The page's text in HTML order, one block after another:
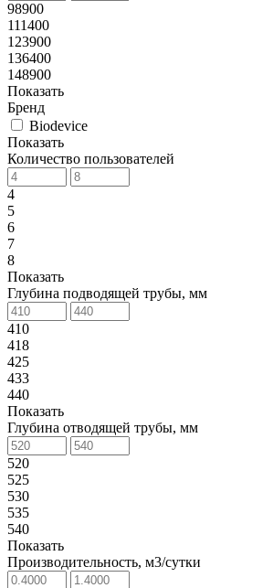
98900
111400
123900
136400
148900
Показать
Бренд
Biodevice
Показать
Количество пользователей
4
5
6
7
8
Показать
Глубина подводящей трубы, мм
410
418
425
433
440
Показать
Глубина отводящей трубы, мм
520
525
530
535
540
Показать
Производительность, м3/сутки